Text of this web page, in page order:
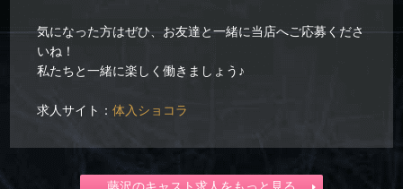
気になった方はぜひ、お友達と一緒に当店へご応募くださ
いね！
私たちと一緒に楽しく働きましょう♪
求人サイト：体入ショコラ